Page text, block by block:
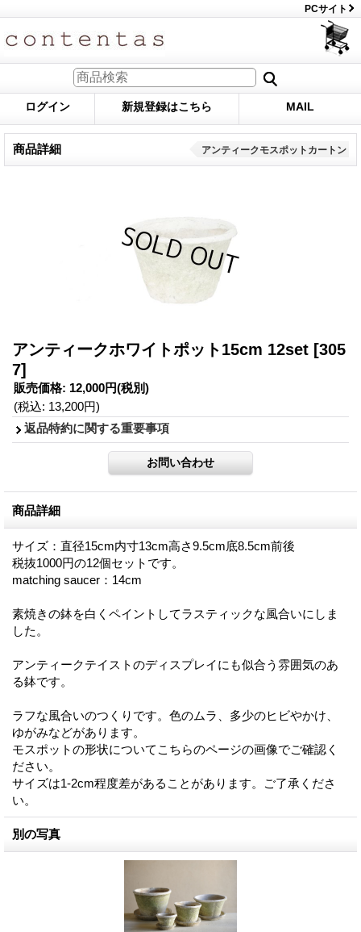
PCサイト
ログイン 新規登録はこちら MAIL
商品詳細 アンティークモスポットカートン
アンティークホワイトポット15cm 12set [305
7]
販売価格: 12,000円(税別)
(税込: 13,200円)
返品特約に関する重要事項
商品詳細
サイズ：直径15cm内寸13cm高さ9.5cm底8.5cm前後
税抜1000円の12個セットです。
matching saucer：14cm
素焼きの鉢を白くペイントしてラスティックな風合いにしま
した。
アンティークテイストのディスプレイにも似合う雰囲気のあ
る鉢です。
ラフな風合いのつくりです。色のムラ、多少のヒビやかけ、
ゆがみなどがあります。
モスポットの形状についてこちらのページの画像でご確認く
ださい。
サイズは1-2cm程度差があることがあります。ご了承くださ
い。
別の写真